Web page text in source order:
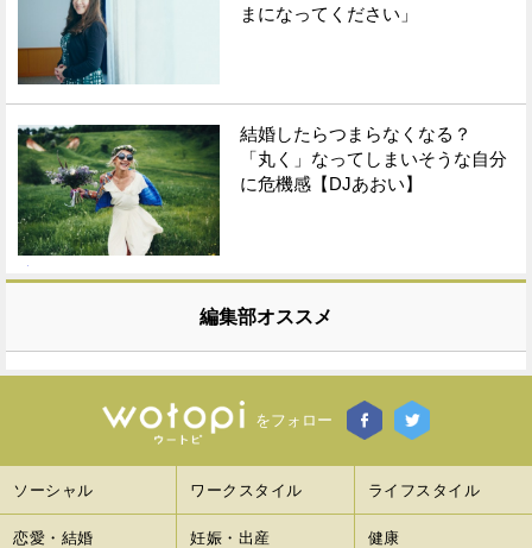
まになってください」
結婚したらつまらなくなる？
「丸く」なってしまいそうな自分
に危機感【DJあおい】
編集部オススメ
をフォロー
ソーシャル ワークスタイル ライフスタイル
恋愛・結婚 妊娠・出産 健康